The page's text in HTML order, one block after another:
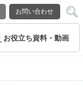
お問い合わせ
お役立ち資料・動画